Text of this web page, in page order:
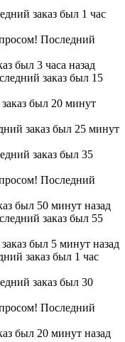
заказ был 1 час
Последний
был 3 часа назад
заказ был 15
был 20 минут
заказ был 25 минут
заказ был 35
Последний
был 50 минут назад
заказ был 55
был 5 минут назад
заказ был 1 час
заказ был 30
Последний
был 20 минут назад